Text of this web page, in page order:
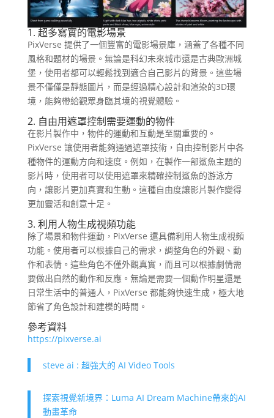
1. 超多寫實的電影場景
PixVerse 提供了一個豐富的電影場景庫，涵蓋了各種不同
風格和題材的場景。無論是科幻未來城市還是古典歐洲城
堡，使用者都可以輕鬆找到適合自己影片的背景。這些場
景不僅僅是靜態圖片，而是經過精心設計和渲染的3D環
境，能夠帶給觀眾身臨其境的視覺體驗。
2. 自由用遮罩控制需要運動的物件
在影片製作中，物件的運動和互動是至關重要的。
PixVerse 讓使用者能夠通過遮罩技術，自由控制影片中各
種物件的運動方向和速度。例如，在製作一部鯊魚主題的
影片時，使用者可以使用遮罩來精確控制鯊魚的游泳方
向，讓影片更加真實和生動。這種自由度讓影片製作變得
更加靈活和創意十足。
3. 利用人物生成視頻功能
除了場景和物件運動，PixVerse 還具備利用人物生成視頻
功能。使用者可以根據自己的需求，調整角色的外觀、動
作和表情。這些角色不僅外觀真實，而且可以根據劇情需
要做出自然的動作和反應。無論是需要一個動作明星還是
日常生活中的普通人，PixVerse 都能夠快速生成，極大地
節省了角色設計和建模的時間。
參考資料
https://pixverse.ai
steve ai : 超強大的 AI Video Tools
探索視覺新境界：Luma AI Dream Machine帶來的AI
動畫革命